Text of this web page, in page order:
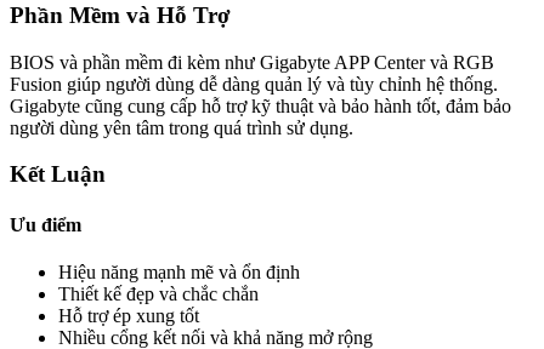
Phần Mềm và Hỗ Trợ
BIOS và phần mềm đi kèm như Gigabyte APP Center và RGB
Fusion giúp người dùng dễ dàng quản lý và tùy chỉnh hệ thống.
Gigabyte cũng cung cấp hỗ trợ kỹ thuật và bảo hành tốt, đảm bảo
người dùng yên tâm trong quá trình sử dụng.
Kết Luận
Ưu điểm
Hiệu năng mạnh mẽ và ổn định
Thiết kế đẹp và chắc chắn
Hỗ trợ ép xung tốt
Nhiều cổng kết nối và khả năng mở rộng